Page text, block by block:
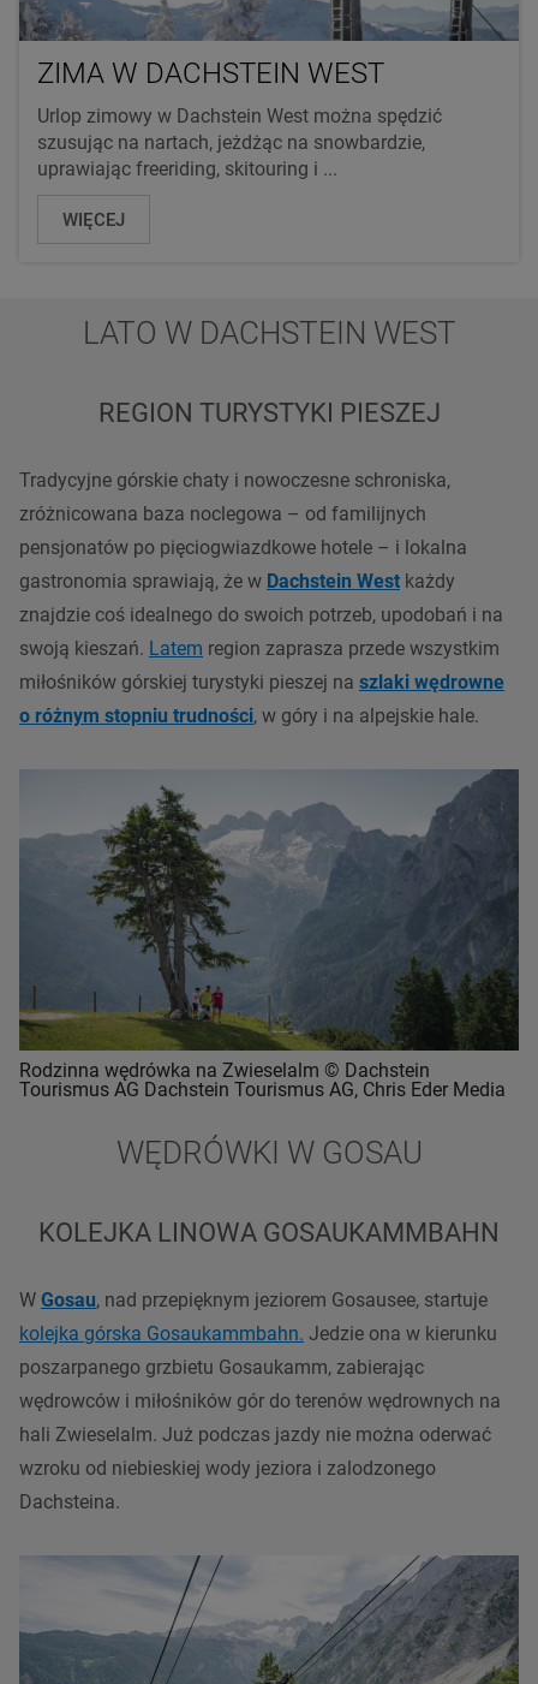
ZIMA W DACHSTEIN WEST
Urlop zimowy w Dachstein West można spędzić
szusując na nartach, jeżdżąc na snowbardzie,
uprawiając freeriding, skitouring i ...
WIĘCEJ
LATO W DACHSTEIN WEST
REGION TURYSTYKI PIESZEJ
Tradycyjne górskie chaty i nowoczesne schroniska,
zróżnicowana baza noclegowa – od familijnych
pensjonatów po pięciogwiazdkowe hotele – i lokalna
gastronomia sprawiają, że w Dachstein West każdy
znajdzie coś idealnego do swoich potrzeb, upodobań i na
swoją kieszań. Latem region zaprasza przede wszystkim
miłośników górskiej turystyki pieszej na szlaki wędrowne
o różnym stopniu trudności, w góry i na alpejskie hale.
Rodzinna wędrówka na Zwieselalm © Dachstein
Tourismus AG Dachstein Tourismus AG, Chris Eder Media
WĘDRÓWKI W GOSAU
KOLEJKA LINOWA GOSAUKAMMBAHN
W Gosau, nad przepięknym jeziorem Gosausee, startuje
kolejka górska Gosaukammbahn. Jedzie ona w kierunku
poszarpanego grzbietu Gosaukamm, zabierając
wędrowców i miłośników gór do terenów wędrownych na
hali Zwieselalm. Już podczas jazdy nie można oderwać
wzroku od niebieskiej wody jeziora i zalodzonego
Dachsteina.